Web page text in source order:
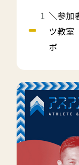
＼参加
ツ教室
ボ